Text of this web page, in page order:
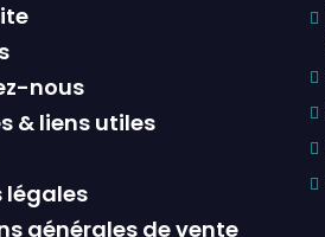
nous
& liens utiles
légales
générales de vente